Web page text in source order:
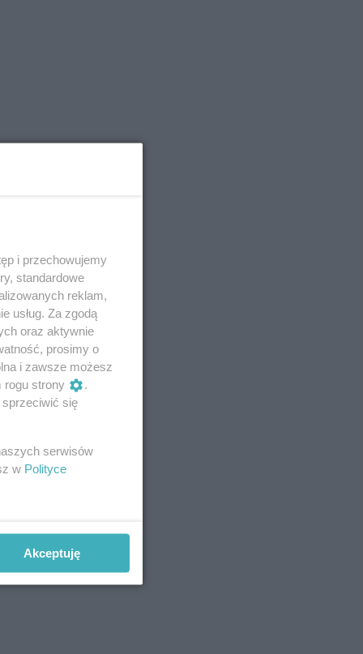
i przechowujemy
standardowe
reklam,
usług. Za zgodą
oraz aktywnie
prosimy o
i zawsze możesz
rogu strony
.
się
serwisów
w Polityce
Akceptuję